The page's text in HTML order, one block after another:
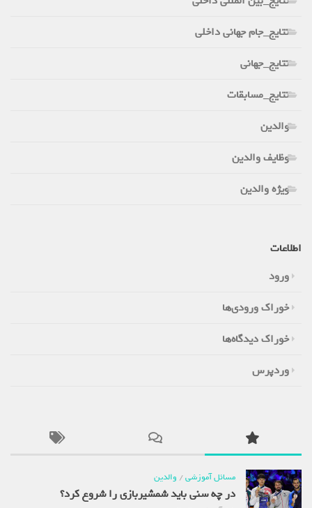
نتایج_جام جهانی داخلی
نتایج_جهانی
نتایج_مسابقات
والدین
وظایف والدین
ویژه والدین
اطلاعات
ورود
خوراک ورودی‌ها
خوراک دیدگاه‌ها
وردپرس
مسائل آموزشی/والدین
در چه سنی باید شمشیربازی را شروع کرد؟